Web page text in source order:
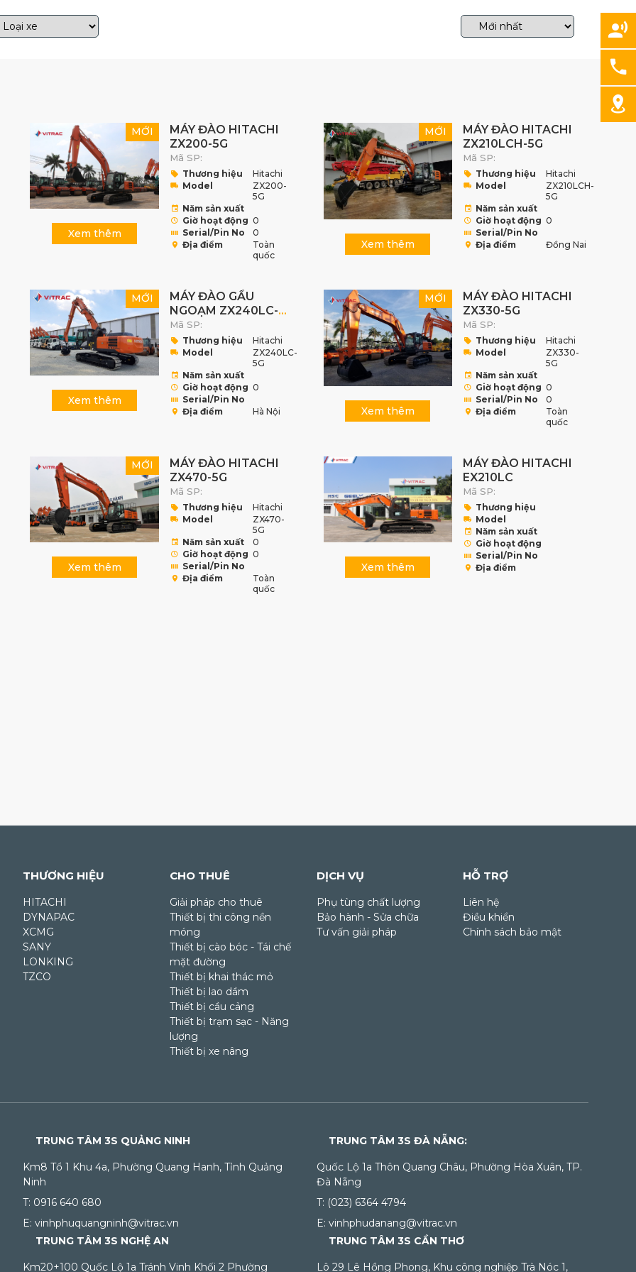
MỚI
Xem thêm
MÁY ĐÀO HITACHI
ZX200-5G
Mã SP:
Thương hiệu
Hitachi
Model
ZX200-
5G
Năm sản xuất
Giờ hoạt động 0
Serial/Pin No
0
Địa điểm
Toàn
quốc
MỚI
Xem thêm
MÁY ĐÀO HITACHI
ZX210LCH-5G
Mã SP:
Thương hiệu
Hitachi
Model
ZX210LCH-
5G
Năm sản xuất
Giờ hoạt động 0
Serial/Pin No
Địa điểm
Đồng Nai
MỚI
Xem thêm
MÁY ĐÀO GẦU
NGOẠM ZX240LC-
5G
Mã SP:
Thương hiệu
Hitachi
Model
ZX240LC-
5G
Năm sản xuất
Giờ hoạt động 0
Serial/Pin No
Địa điểm
Hà Nội
MỚI
Xem thêm
MÁY ĐÀO HITACHI
ZX330-5G
Mã SP:
Thương hiệu
Hitachi
Model
ZX330-
5G
Năm sản xuất
Giờ hoạt động 0
Serial/Pin No
0
Địa điểm
Toàn
quốc
MỚI
Xem thêm
MÁY ĐÀO HITACHI
ZX470-5G
Mã SP:
Thương hiệu
Hitachi
Model
ZX470-
5G
Năm sản xuất
0
Giờ hoạt động 0
Serial/Pin No
Địa điểm
Toàn
quốc
Xem thêm
MÁY ĐÀO HITACHI
EX210LC
Mã SP:
Thương hiệu
Model
Năm sản xuất
Giờ hoạt động
Serial/Pin No
Địa điểm
THƯƠNG HIỆU
HITACHI
DYNAPAC
XCMG
SANY
LONKING
TZCO
CHO THUÊ
Giải pháp cho thuê
Thiết bị thi công nền
móng
Thiết bị cào bóc - Tái chế
mặt đường
Thiết bị khai thác mỏ
Thiết bị lao dầm
Thiết bị cầu cảng
Thiết bị trạm sạc - Năng
lượng
Thiết bị xe nâng
DỊCH VỤ
Phụ tùng chất lượng
Bảo hành - Sửa chữa
Tư vấn giải pháp
HỖ TRỢ
Liên hệ
Điều khiển
Chính sách bảo mật
TRUNG TÂM 3S QUẢNG NINH
Km8 Tổ 1 Khu 4a, Phường Quang Hanh, Tỉnh Quảng
Ninh
T: 0916 640 680
E: vinhphuquangninh@vitrac.vn
TRUNG TÂM 3S ĐÀ NẴNG:
Quốc Lộ 1a Thôn Quang Châu, Phường Hòa Xuân, TP.
Đà Nẵng
T: (023) 6364 4794
E: vinhphudanang@vitrac.vn
TRUNG TÂM 3S NGHỆ AN
Km20+100 Quốc Lộ 1a Tránh Vinh Khối 2 Phường
TRUNG TÂM 3S CẦN THƠ
Lô 29 Lê Hồng Phong, Khu công nghiệp Trà Nóc 1,